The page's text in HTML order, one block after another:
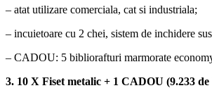
– atat utilizare comerciala, cat si industriala;
– incuietoare cu 2 chei, sistem de inchidere
– CADOU: 5 bibliorafturi marmorate
3. 10 X Fiset metalic + 1 CADOU (9.233